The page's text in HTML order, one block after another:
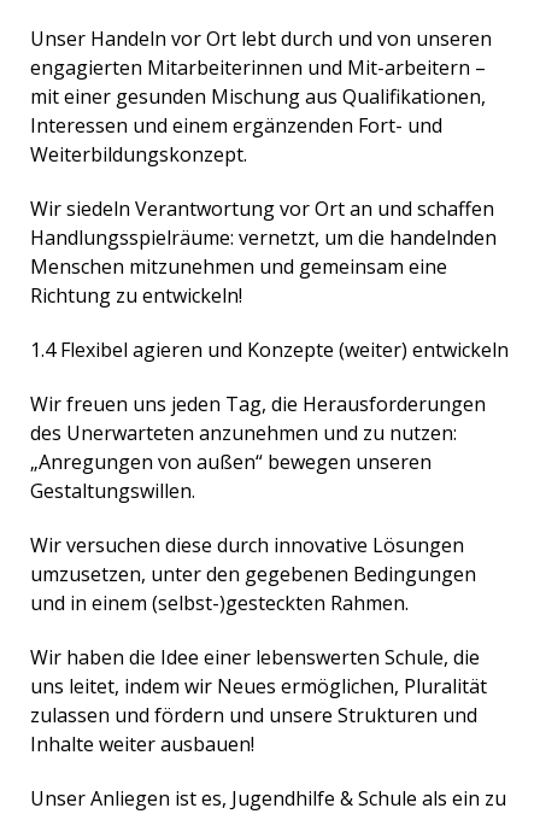
Unser Handeln vor Ort lebt durch und von unseren
engagierten Mitarbeiterinnen und Mit-arbeitern –
mit einer gesunden Mischung aus Qualifikationen,
Interessen und einem ergänzenden Fort- und
Weiterbildungskonzept.
Wir siedeln Verantwortung vor Ort an und schaffen
Handlungsspielräume: vernetzt, um die handelnden
Menschen mitzunehmen und gemeinsam eine
Richtung zu entwickeln!
1.4 Flexibel agieren und Konzepte (weiter) entwickeln
Wir freuen uns jeden Tag, die Herausforderungen
des Unerwarteten anzunehmen und zu nutzen:
„Anregungen von außen“ bewegen unseren
Gestaltungswillen.
Wir versuchen diese durch innovative Lösungen
umzusetzen, unter den gegebenen Bedingungen
und in einem (selbst-)gesteckten Rahmen.
Wir haben die Idee einer lebenswerten Schule, die
uns leitet, indem wir Neues ermöglichen, Pluralität
zulassen und fördern und unsere Strukturen und
Inhalte weiter ausbauen!
Unser Anliegen ist es, Jugendhilfe & Schule als ein zu